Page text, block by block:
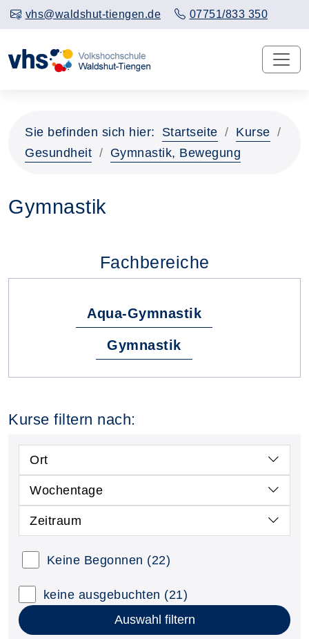
vhs@waldshut-tiengen.de 07751/833 350
Sie befinden sich hier: Startseite
Kurse
Gesundheit
Gymnastik, Bewegung
Gymnastik
Fachbereiche
Aqua-Gymnastik
Gymnastik
Kurse filtern nach:
Ort
Wochentage
Zeitraum
Kursstatus auswählen
Keine Begonnen (22)
Nur neue Kurse anzeigen
Kurse mit freien Plätzen anzeigen
keine ausgebuchten (21)
Auswahl filtern